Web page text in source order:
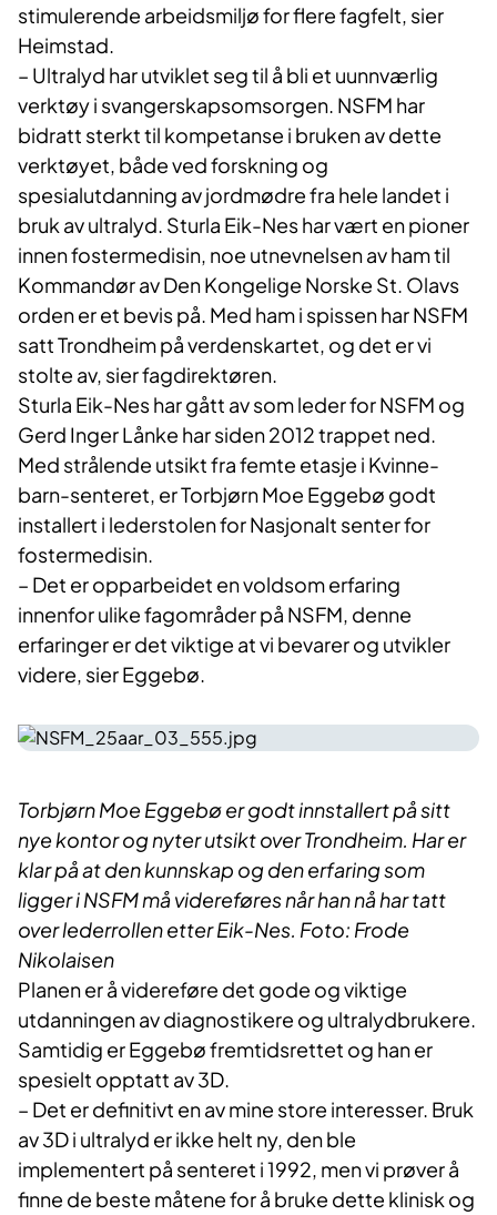
stimulerende arbeidsmiljø for flere fagfelt, sier
Heimstad.
– Ultralyd har utviklet seg til å bli et uunnværlig
verktøy i svangerskapsomsorgen. NSFM har
bidratt sterkt til kompetanse i bruken av dette
verktøyet, både ved forskning og
spesialutdanning av jordmødre fra hele landet i
bruk av ultralyd. Sturla Eik-Nes har vært en pioner
innen fostermedisin, noe utnevnelsen av ham til
Kommandør av Den Kongelige Norske St. Olavs
orden er et bevis på. Med ham i spissen har NSFM
satt Trondheim på verdenskartet, og det er vi
stolte av, sier fagdirektøren.
Sturla Eik-Nes har gått av som leder for NSFM og
Gerd Inger Lånke har siden 2012 trappet ned.
Med strålende utsikt fra femte etasje i Kvinne-
barn-senteret, er Torbjørn Moe Eggebø godt
installert i lederstolen for Nasjonalt senter for
fostermedisin.
– Det er opparbeidet en voldsom erfaring
innenfor ulike fagområder på NSFM, denne
erfaringer er det viktige at vi bevarer og utvikler
videre, sier Eggebø.
Torbjørn Moe Eggebø er godt innstallert på sitt
nye kontor og nyter utsikt over Trondheim. Har er
klar på at den kunnskap og den erfaring som
ligger i NSFM må videreføres når han nå har tatt
over lederrollen etter Eik-Nes. Foto: Frode
Nikolaisen
Planen er å videreføre det gode og viktige
utdanningen av diagnostikere og ultralydbrukere.
Samtidig er Eggebø fremtidsrettet og han er
spesielt opptatt av 3D.
– ​Det er definitivt en av mine store interesser. Bruk
av 3D i ultralyd er ikke helt ny, den ble
implementert på senteret i 1992, men vi prøver å
finne de beste måtene for å bruke dette klinisk og